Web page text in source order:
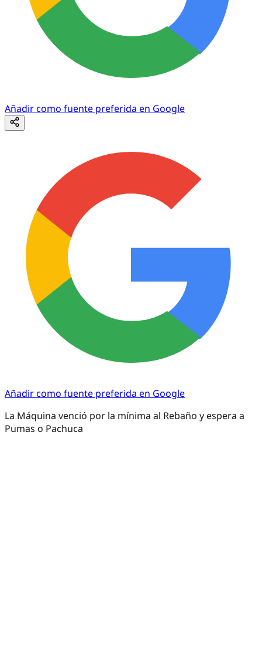
Añadir como fuente preferida en Google
Añadir como fuente preferida en Google
La Máquina venció por la mínima al Rebaño y espera a
Pumas o Pachuca